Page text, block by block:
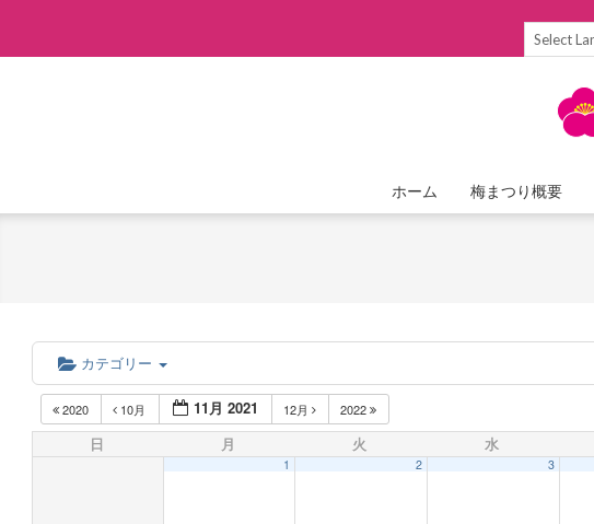
ホーム 梅まつり概要
カテゴリー
2020 10月 11月 2021 12月 2022
日 月 火 水
1 2 3